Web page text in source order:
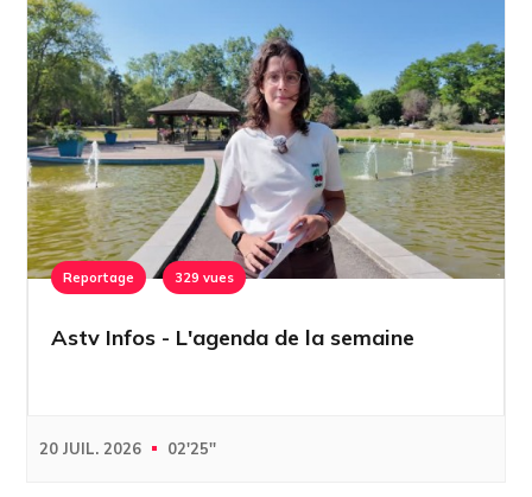
Reportage 329 vues
Astv Infos - L'agenda de la semaine
20 JUIL. 2026 02'25''